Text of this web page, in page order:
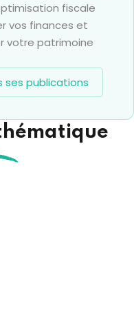
fiscale
vos finances et
votre patrimoine
ses publications